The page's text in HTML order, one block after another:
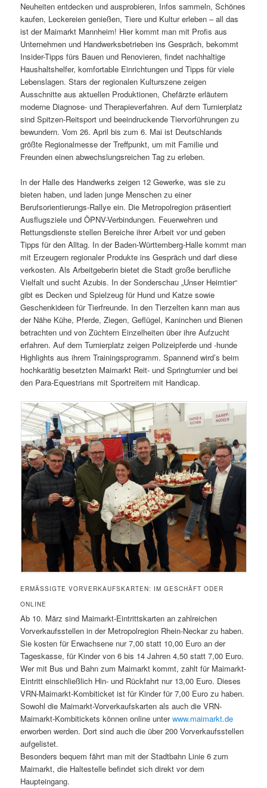
Neuheiten entdecken und ausprobieren, Infos sammeln, Schönes
kaufen, Leckereien genießen, Tiere und Kultur erleben – all das
ist der Maimarkt Mannheim! Hier kommt man mit Profis aus
Unternehmen und Handwerksbetrieben ins Gespräch, bekommt
Insider-Tipps fürs Bauen und Renovieren, findet nachhaltige
Haushaltshelfer, komfortable Einrichtungen und Tipps für viele
Lebenslagen. Stars der regionalen Kulturszene zeigen
Ausschnitte aus aktuellen Produktionen, Chefärzte erläutern
moderne Diagnose- und Therapieverfahren. Auf dem Turnierplatz
sind Spitzen-Reitsport und beeindruckende Tiervorführungen zu
bewundern. Vom 26. April bis zum 6. Mai ist Deutschlands
größte Regionalmesse der Treffpunkt, um mit Familie und
Freunden einen abwechslungsreichen Tag zu erleben.
In der Halle des Handwerks zeigen 12 Gewerke, was sie zu
bieten haben, und laden junge Menschen zu einer
Berufsorientierungs-Rallye ein. Die Metropolregion präsentiert
Ausflugsziele und ÖPNV-Verbindungen. Feuerwehren und
Rettungsdienste stellen Bereiche ihrer Arbeit vor und geben
Tipps für den Alltag. In der Baden-Württemberg-Halle kommt man
mit Erzeugern regionaler Produkte ins Gespräch und darf diese
verkosten. Als Arbeitgeberin bietet die Stadt große berufliche
Vielfalt und sucht Azubis. In der Sonderschau „Unser Heimtier“
gibt es Decken und Spielzeug für Hund und Katze sowie
Geschenkideen für Tierfreunde. In den Tierzelten kann man aus
der Nähe Kühe, Pferde, Ziegen, Geflügel, Kaninchen und Bienen
betrachten und von Züchtern Einzelheiten über ihre Aufzucht
erfahren. Auf dem Turnierplatz zeigen Polizeipferde und -hunde
Highlights aus ihrem Trainingsprogramm. Spannend wird’s beim
hochkarätig besetzten Maimarkt Reit- und Springturnier und bei
den Para-Equestrians mit Sportreitern mit Handicap.
ERMÄSSIGTE VORVERKAUFSKARTEN: IM GESCHÄFT ODER O
NLINE
Ab 10. März sind Maimarkt-Eintrittskarten an zahlreichen
Vorverkaufsstellen in der Metropolregion Rhein-Neckar zu haben.
Sie kosten für Erwachsene nur 7,00 statt 10,00 Euro an der
Tageskasse, für Kinder von 6 bis 14 Jahren 4,50 statt 7,00 Euro.
Wer mit Bus und Bahn zum Maimarkt kommt, zahlt für Maimarkt-
Eintritt einschließlich Hin- und Rückfahrt nur 13,00 Euro. Dieses
VRN-Maimarkt-Kombiticket ist für Kinder für 7,00 Euro zu haben.
Sowohl die Maimarkt-Vorverkaufskarten als auch die VRN-
Maimarkt-Kombitickets können online unterwww.maimarkt.de
erworben werden. Dort sind auch die über 200 Vorverkaufsstellen
aufgelistet.
Besonders bequem fährt man mit der Stadtbahn Linie 6 zum
Maimarkt, die Haltestelle befindet sich direkt vor dem
Haupteingang.